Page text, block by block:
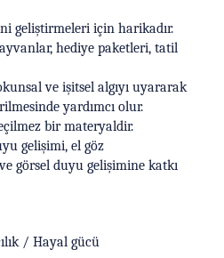
geliştirmeleri için harikadır.
hediye paketleri, tatil
ve işitsel algıyı uyararak
yardımcı olur.
bir materyaldir.
gelişimi, el göz
görsel duyu gelişimine katkı
/ Hayal gücü